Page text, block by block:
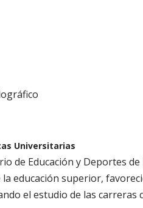
Universitarias
de Educación y Deportes
educación superior,
el estudio de las